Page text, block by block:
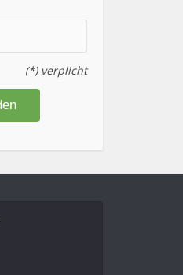
(*) verplicht